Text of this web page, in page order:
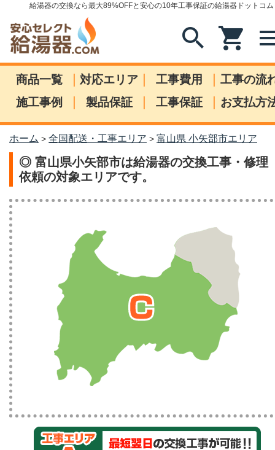
給湯器の交換なら最大89%OFFと安心の10年工事保証の給湯器ドットコム
search shopping_cart
商品一覧 | 対応エリア | 工事費用 | 工事の流
施工事例
| 製品保証 | 工事保証 | お支払方
ホーム > 全国配送・工事エリア > 富山県 小矢部市エリア
◎ 富山県小矢部市は給湯器の交換工事・修理
依頼の対象エリアです。